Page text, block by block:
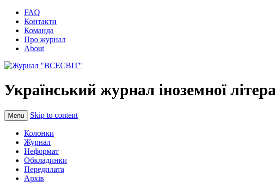
FAQ
Контакти
Команда
Про журнал
About
Український журнал іноземної
Menu Skip to content
Колонки
Журнал
Неформат
Обкладинки
Передплата
Архів